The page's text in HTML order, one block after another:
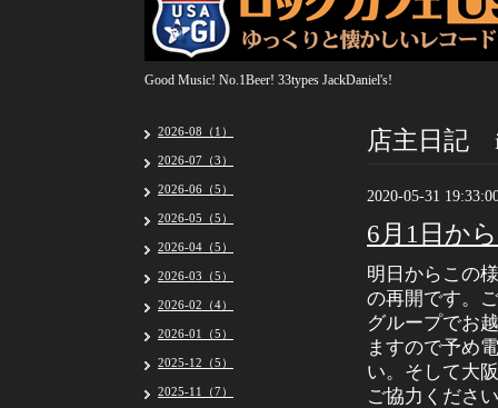
Good Music! No.1Beer! 33types JackDaniel's!
店主日記
2020-05-31
6月1日か
明日からこの
の再開です。
グループでお
ますので予め
い。そして大
ご協力くださ
2026-08（1）
2026-07（3）
2026-06（5）
2026-05（5）
2026-04（5）
2026-03（5）
2026-02（4）
2026-01（5）
2025-12（5）
2025-11（7）